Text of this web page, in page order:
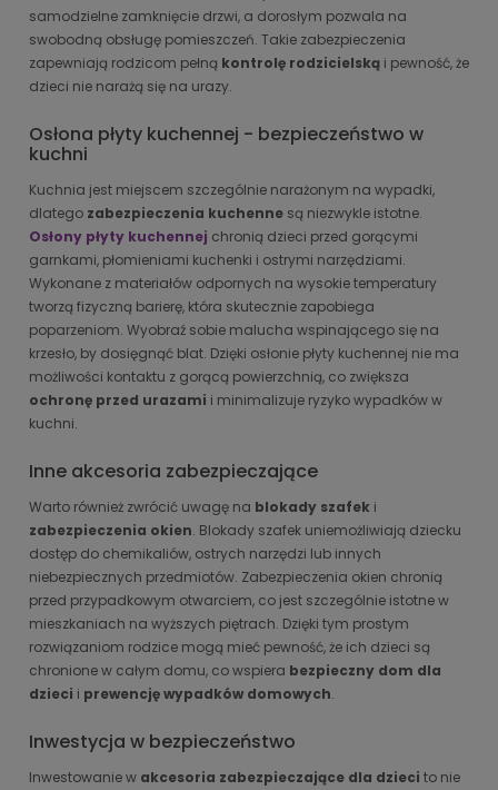
samodzielne zamknięcie drzwi, a dorosłym pozwala na
swobodną obsługę pomieszczeń. Takie zabezpieczenia
zapewniają rodzicom pełną kontrolę rodzicielską i pewność, że
dzieci nie narażą się na urazy.
Osłona płyty kuchennej - bezpieczeństwo w
kuchni
Kuchnia jest miejscem szczególnie narażonym na wypadki,
dlatego zabezpieczenia kuchenne są niezwykle istotne.
Osłony płyty kuchennej chronią dzieci przed gorącymi
garnkami, płomieniami kuchenki i ostrymi narzędziami.
Wykonane z materiałów odpornych na wysokie temperatury
tworzą fizyczną barierę, która skutecznie zapobiega
poparzeniom. Wyobraź sobie malucha wspinającego się na
krzesło, by dosięgnąć blat. Dzięki osłonie płyty kuchennej nie ma
możliwości kontaktu z gorącą powierzchnią, co zwiększa
ochronę przed urazami i minimalizuje ryzyko wypadków w
kuchni.
Inne akcesoria zabezpieczające
Warto również zwrócić uwagę na blokady szafek i
zabezpieczenia okien. Blokady szafek uniemożliwiają dziecku
dostęp do chemikaliów, ostrych narzędzi lub innych
niebezpiecznych przedmiotów. Zabezpieczenia okien chronią
przed przypadkowym otwarciem, co jest szczególnie istotne w
mieszkaniach na wyższych piętrach. Dzięki tym prostym
rozwiązaniom rodzice mogą mieć pewność, że ich dzieci są
chronione w całym domu, co wspiera bezpieczny dom dla
dzieci i prewencję wypadków domowych.
Inwestycja w bezpieczeństwo
Inwestowanie w akcesoria zabezpieczające dla dzieci to nie